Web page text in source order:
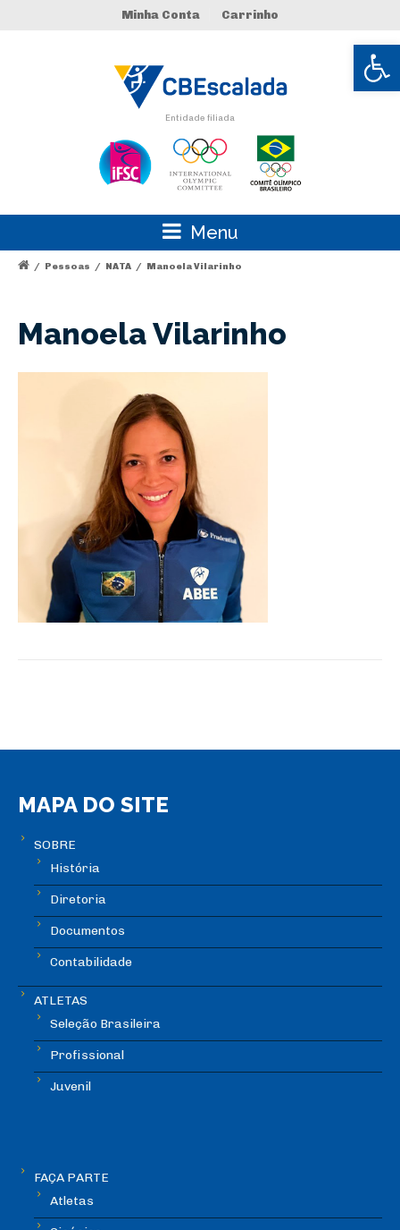
Abrir
Minha Conta Carrinho
Entidade filiada
Menu
/ Pessoas / NATA / Manoela Vilarinho
Manoela Vilarinho
MAPA DO SITE
SOBRE
História
Diretoria
Documentos
Contabilidade
ATLETAS
Seleção Brasileira
Profissional
Juvenil
FAÇA PARTE
Atletas